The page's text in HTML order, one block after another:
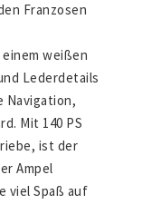
Franzosen
weißen
Lederdetails
Navigation,
Mit 140 PS
ist der
Ampel
viel Spaß auf